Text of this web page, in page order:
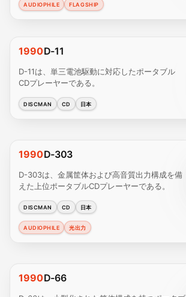
AUDIOPHILE FLAGSHIP
1990D-11
D-11は、単三電池駆動に対応したポータブル
CDプレーヤーである。
DISCMAN CD 日本
1990D-303
D-303は、金属筐体および高音質出力構成を備
えた上位ポータブルCDプレーヤーである。
DISCMAN CD 日本
AUDIOPHILE 光出力
1990D-66